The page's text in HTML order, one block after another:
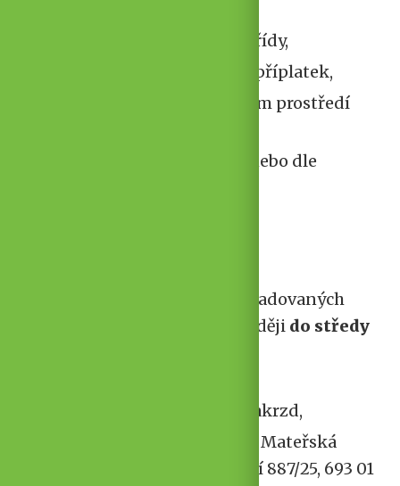
zařazení do 9. platové třídy,
po zapracování osobní příplatek,
práci v novém moderním prostředí
nástup od 1. září 2026 nebo dle
Své nabídky včetně požadovaných
dokladů zašlete nejpozději do středy
datovou schránkou: 8yakrzd,
nebo poštou na adresu: Mateřská
škola Hustopeče, Školní 887/25, 693 01